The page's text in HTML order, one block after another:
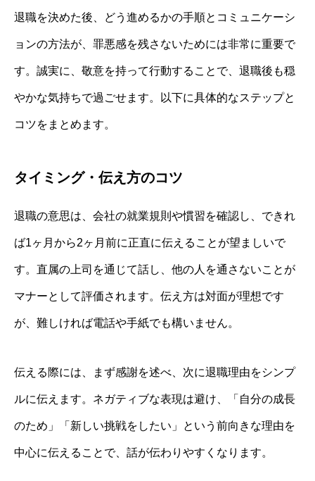
退職を決めた後、どう進めるかの手順とコミュニケーシ
ョンの方法が、罪悪感を残さないためには非常に重要で
す。誠実に、敬意を持って行動することで、退職後も穏
やかな気持ちで過ごせます。以下に具体的なステップと
コツをまとめます。
タイミング・伝え方のコツ
退職の意思は、会社の就業規則や慣習を確認し、できれ
ば1ヶ月から2ヶ月前に正直に伝えることが望ましいで
す。直属の上司を通じて話し、他の人を通さないことが
マナーとして評価されます。伝え方は対面が理想です
が、難しければ電話や手紙でも構いません。
伝える際には、まず感謝を述べ、次に退職理由をシンプ
ルに伝えます。ネガティブな表現は避け、「自分の成長
のため」「新しい挑戦をしたい」という前向きな理由を
中心に伝えることで、話が伝わりやすくなります。